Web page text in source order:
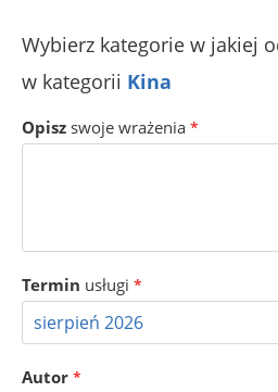
Wybierz kategorie w jakiej
w kategorii Kina
Opisz swoje wrażenia *
Termin usługi *
Autor *